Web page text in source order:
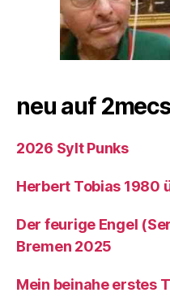
neu auf
2026 Sylt Punks
Herbert Tobias 1980
Der feurige Engel
Bremen 2025
Mein beinahe erstes